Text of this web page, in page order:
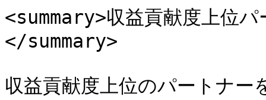
<summary>収益貢献度上位
</summary>
収益貢献度上位のパートナ